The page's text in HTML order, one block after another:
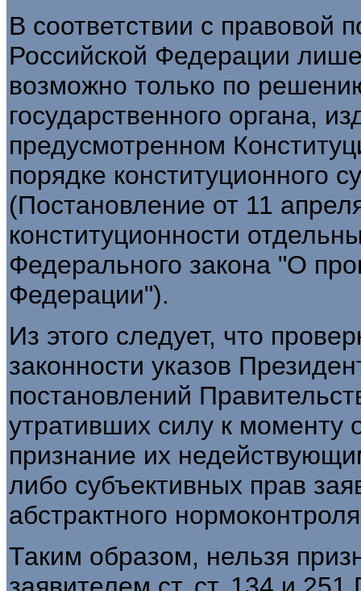
В соответствии с правовой
Российской Федерации
возможно только по
государственного органа,
предусмотренном
порядке конституционного
(Постановление от 11
конституционности
Федерального закона "О
Федерации").
Из этого следует, что
законности указов
постановлений
утративших силу к моменту
признание их
либо субъективных прав
абстрактного
Таким образом, нельзя